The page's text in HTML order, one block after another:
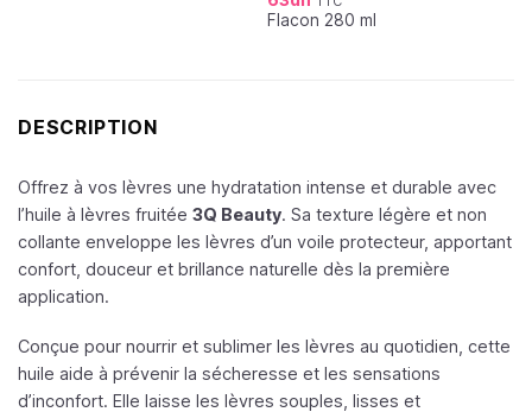
Flacon 280 ml
DESCRIPTION
Offrez à vos lèvres une hydratation intense et durable avec
l’huile à lèvres fruitée 3Q Beauty. Sa texture légère et non
collante enveloppe les lèvres d’un voile protecteur, apportant
confort, douceur et brillance naturelle dès la première
application.
Conçue pour nourrir et sublimer les lèvres au quotidien, cette
huile aide à prévenir la sécheresse et les sensations
d’inconfort. Elle laisse les lèvres souples, lisses et